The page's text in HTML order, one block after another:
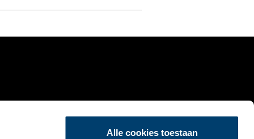
Alle cookies toestaan